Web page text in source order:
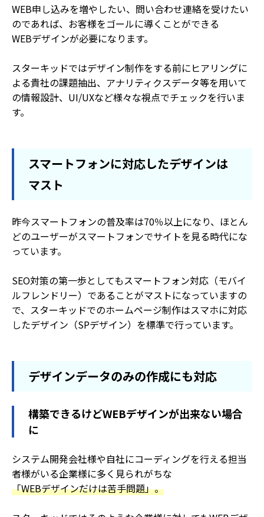
WEB申し込みを増やしたい、問い合わせ連絡を受けたい
のであれば、お客様をゴールに導くことができる
WEBデザインが必要になります。
スターキッドではデザイン制作をする前にヒアリングに
よる貴社の課題抽出、アナリティクスデータ等を用いて
の情報設計、UI/UXなど様々な視点でチェックを行いま
す。
スマートフォンに対応したデザインは
マスト
昨今スマートフォンの普及率は70％以上になり、ほとん
どのユーザーがスマートフォンでサイトを見る時代にな
っています。
SEO対策の第一歩としてもスマートフォン対応（モバイ
ルフレンドリー）であることがマストになっていますの
で、スターキッドでのホームページ制作はスマホに対応
したデザイン（SPデザイン）を標準で行っています。
デザインデータのみの作成にも対応
構築できるけどWEBデザインが出来ない場合
に
システム開発会社様や自社にコーディングを行える担当
者様がいる企業様に多く見られがちな
「WEBデザインだけは苦手問題」。